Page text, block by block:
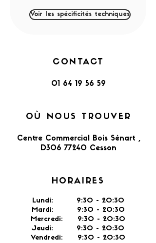
Voir les spécificités techniques
CONTACT
01 64 19 56 59
OÙ NOUS TROUVER
Centre Commercial Bois Sénart ,
D306 77240 Cesson​
HORAIRES
Lundi: 9:30 - 20:30
Mardi: 9:30 - 20:30
Mercredi: 9:30 - 20:30
Jeudi: 9:30 - 20:30
Vendredi: 9:30 - 20:30